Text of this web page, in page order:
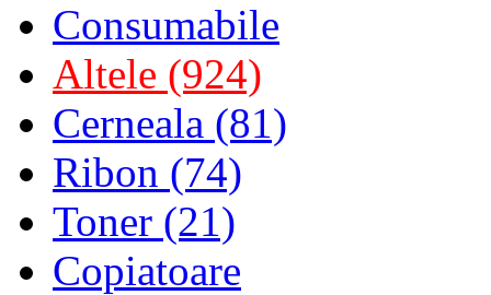
Consumabile
Altele (924)
Cerneala (81)
Ribon (74)
Toner (21)
Copiatoare